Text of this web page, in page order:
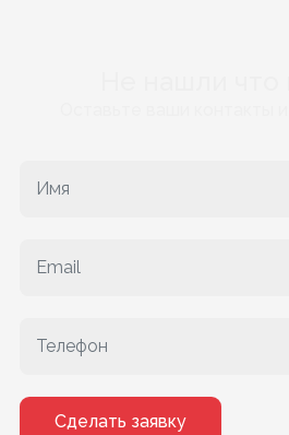
Сделать заявку